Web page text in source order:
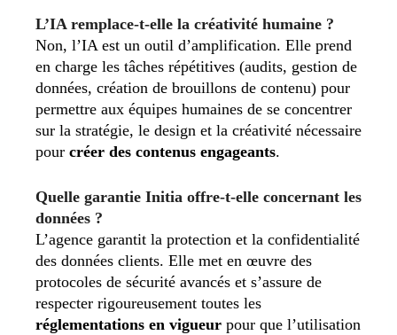
L’IA remplace-t-elle la créativité humaine ?
Non, l’IA est un outil d’amplification. Elle prend
en charge les tâches répétitives (audits, gestion de
données, création de brouillons de contenu) pour
permettre aux équipes humaines de se concentrer
sur la stratégie, le design et la créativité nécessaire
pour créer des contenus engageants.
Quelle garantie Initia offre-t-elle concernant les
données ?
L’agence garantit la protection et la confidentialité
des données clients. Elle met en œuvre des
protocoles de sécurité avancés et s’assure de
respecter rigoureusement toutes les
réglementations en vigueur pour que l’utilisation